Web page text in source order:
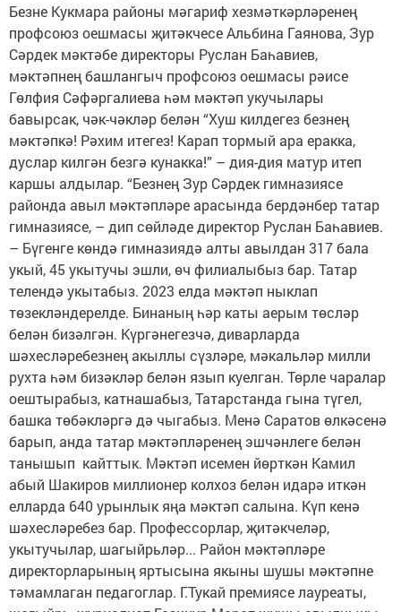
Безне Кукмара районы мәгариф хезмәткәрләренең
профсоюз оешмасы җитәкчесе Альбина Гаянова, Зур
Сәрдек мәктәбе директоры Руслан Баһавиев,
мәктәпнең башлангыч профсоюз оешмасы рәисе
Гөлфия Сәфәргалиева һәм мәктәп укучылары
бавырсак, чәк-чәкләр белән “Хуш килдегез безнең
мәктәпкә! Рәхим итегез! Карап тормый ара еракка,
дуслар килгән безгә кунакка!” – дия-дия матур итеп
каршы алдылар. “Безнең Зур Сәрдек гимназиясе
районда авыл мәктәпләре арасында бердәнбер татар
гимназиясе, – дип сөйләде директор Руслан Баһавиев.
– Бүгенге көндә гимназиядә алты авылдан 317 бала
укый, 45 укытучы эшли, өч филиалыбыз бар. Татар
телендә укытабыз. 2023 елда мәктәп ныклап
төзекләндерелде. Бинаның һәр каты аерым төсләр
белән бизәлгән. Күргәнегезчә, диварларда
шәхесләребезнең акыллы сүзләре, мәкальләр милли
рухта һәм бизәкләр белән язып куелган. Төрле чаралар
оештырабыз, катнашабыз, Татарстанда гына түгел,
башка төбәкләргә дә чыгабыз. Менә Саратов өлкәсенә
барып, анда татар мәктәпләренең эшчәнлеге белән
танышып кайттык. Мәктәп исемен йөрткән Камил
абый Шакиров миллионер колхоз белән идарә иткән
елларда 640 урынлык яңа мәктәп салына. Күп кенә
шәхесләребез бар. Профессорлар, җитәкчеләр,
укытучылар, шагыйрьләр... Район мәктәпләре
директорларының яртысына якыны шушы мәктәпне
тәмамлаган педагоглар. Г.Тукай премиясе лауреаты,